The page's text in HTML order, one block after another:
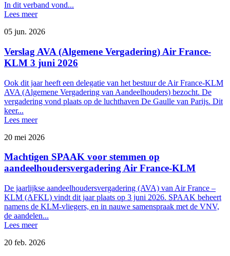
In dit verband vond...
Lees meer
05 jun. 2026
Verslag AVA (Algemene Vergadering) Air France-
KLM 3 juni 2026
Ook dit jaar heeft een delegatie van het bestuur de Air France-KLM
AVA (Algemene Vergadering van Aandeelhouders) bezocht. De
vergadering vond plaats op de luchthaven De Gaulle van Parijs. Dit
keer...
Lees meer
20 mei 2026
Machtigen SPAAK voor stemmen op
aandeelhoudersvergadering Air France-KLM
De jaarlijkse aandeelhoudersvergadering (AVA) van Air France –
KLM (AFKL) vindt dit jaar plaats op 3 juni 2026. SPAAK beheert
namens de KLM-vliegers, en in nauwe samenspraak met de VNV,
de aandelen...
Lees meer
20 feb. 2026